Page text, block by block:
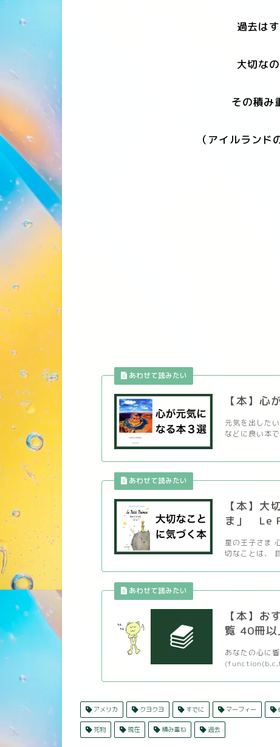
過去は
大切な
その積み
（アイルランド
【本】心
元気を出した
などに良い本
【本】大
ま」 Le
星の王子さま
切なことは、
【本】お
覧 40冊
あなたの心に
アメリカ クヨクヨ すでに マーフィー
死物 現在 積み重ね 過去